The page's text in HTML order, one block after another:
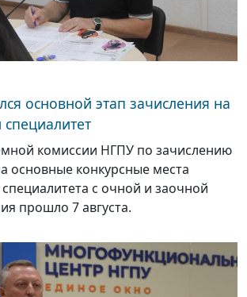
основной этап зачисления на
комиссии НГПУ по зачислению
основные конкурсные места
с очной и заочной
прошло 7 августа.